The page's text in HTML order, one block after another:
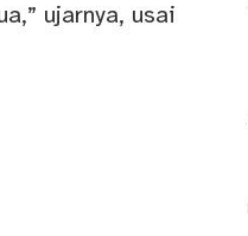
ujarnya, usai